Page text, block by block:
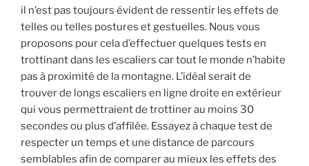
il n’est pas toujours évident de ressentir les effets de
telles ou telles postures et gestuelles. Nous vous
proposons pour cela d’effectuer quelques tests en
trottinant dans les escaliers car tout le monde n’habite
pas à proximité de la montagne. L’idéal serait de
trouver de longs escaliers en ligne droite en extérieur
qui vous permettraient de trottiner au moins 30
secondes ou plus d’affilée. Essayez à chaque test de
respecter un temps et une distance de parcours
semblables afin de comparer au mieux les effets des